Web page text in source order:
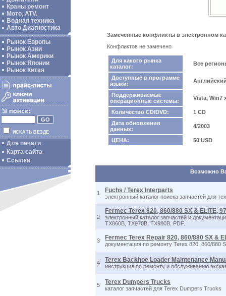
Краны ремонт
Мото, ATV.
Водная техника
Авто Диагностика
Рынок Европы
Рынок Азии
Рынок Америки
Рынок Японии
Рынок Китая
ИСКАТЬ ВЕЗДЕ
Для печати
Карта сайта
Ссылки
Замеченные конфликты в электронном
Конфликтов не замечено
Для какого рынка
каталог:
Все
Доступные в программе
языки:
Поддерживаемые
операционные системы:
Vista, Win7
Количество CD/DVD:
1 CD
Дата обновления
данных:
4/2003
ЦЕНА: 50 USD
Возможно
1 Fuchs / Terex Interparts
электронный каталог поиска запчастей для
2
Fermec Terex 820, 860/880 SX & ELITE,
электронный каталог запчастей и
TX860B, TX970B, TX980B, PDF.
3 Fermec Terex Repair 820, 860/880 SX &
документация по ремонту Terex 820, 860/880
4 Terex Backhoe Loader Maintenance
инструкция по ремонту и обслуживанию
5 Terex Dumpers Trucks
каталог запчастей для Terex Dumpers Trucks